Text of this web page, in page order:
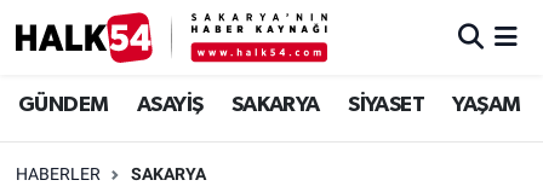
GÜNDEM ASAYİŞ SAKARYA SİYASET YAŞAM
HABERLER SAKARYA
GÜNDEM
Adapazarı Nöbetçi Eczaneler